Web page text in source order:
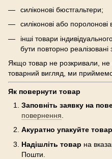
силіконові бюстгальтери;
силіконові або
інші товари
бути повторно реалізовані з
Якщо товар не розкривали,
товарний вигляд, ми
Як повернути товар
Заповніть заявку на
повернення
Акуратно упакуйте товар
Надішліть товар на
Пошти.